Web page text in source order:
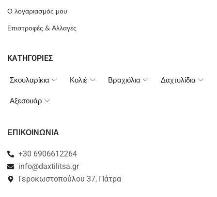
Ο λογαριασμός μου
Eπιστροφές & Αλλαγές
ΚΑΤΗΓΟΡΙΕΣ
Σκουλαρίκια Κολιέ Βραχιόλια Δαχτυλίδια
Αξεσουάρ
ΕΠΙΚΟΙΝΩΝΙΑ
+30 6906612264
info@daxtilitsa.gr
Γεροκωστοπούλου 37, Πάτρα